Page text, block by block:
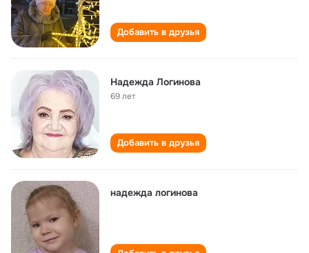
Добавить в друзья
Надежда Логинова
69 лет
Добавить в друзья
надежда логинова